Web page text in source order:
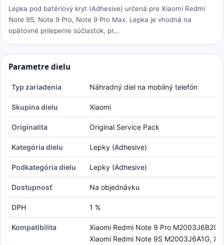
Lepka pod batériový kryt (Adhesive) určená pre Xiaomi Redmi
Note 9S, Note 9 Pro, Note 9 Pro Max. Lepka je vhodná na
opätovné prilepenie súčiastok, pr…
Parametre dielu
Typ zariadenia Náhradný diel na mobilný telefón
Skupina dielu Xiaomi
Originalita Original Service Pack
Kategória dielu Lepky (Adhesive)
Podkategória dielu Lepky (Adhesive)
Dostupnosť Na objednávku
DPH 1 %
Kompatibilita
Xiaomi Redmi Note 9 Pro M2003J6B2G,
Xiaomi Redmi Note 9S M2003J6A1G,